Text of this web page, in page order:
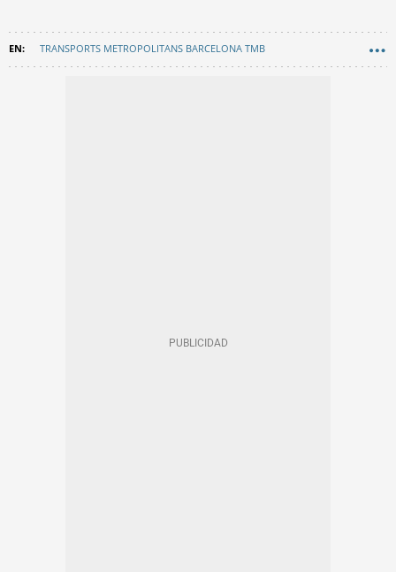
TRANSPORTS METROPOLITANS BARCELONA TMB